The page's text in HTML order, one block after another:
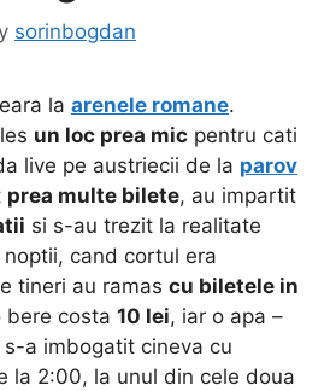
sorinbogdan
la arenele romane.
un loc prea mic pentru cati
live pe austriecii de la parov
prea multe bilete, au impartit
si s-au trezit la realitate
cand cortul era
tineri au ramas cu biletele in
bere costa 10 lei, iar o apa –
a imbogatit cineva cu
la 2:00, la unul din cele doua